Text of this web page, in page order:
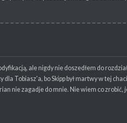
ale nigdy nie doszedłem do
Tobiasz'a, bo Skipp był martwy w tej
nie zagadje do mnie. Nie wiem co